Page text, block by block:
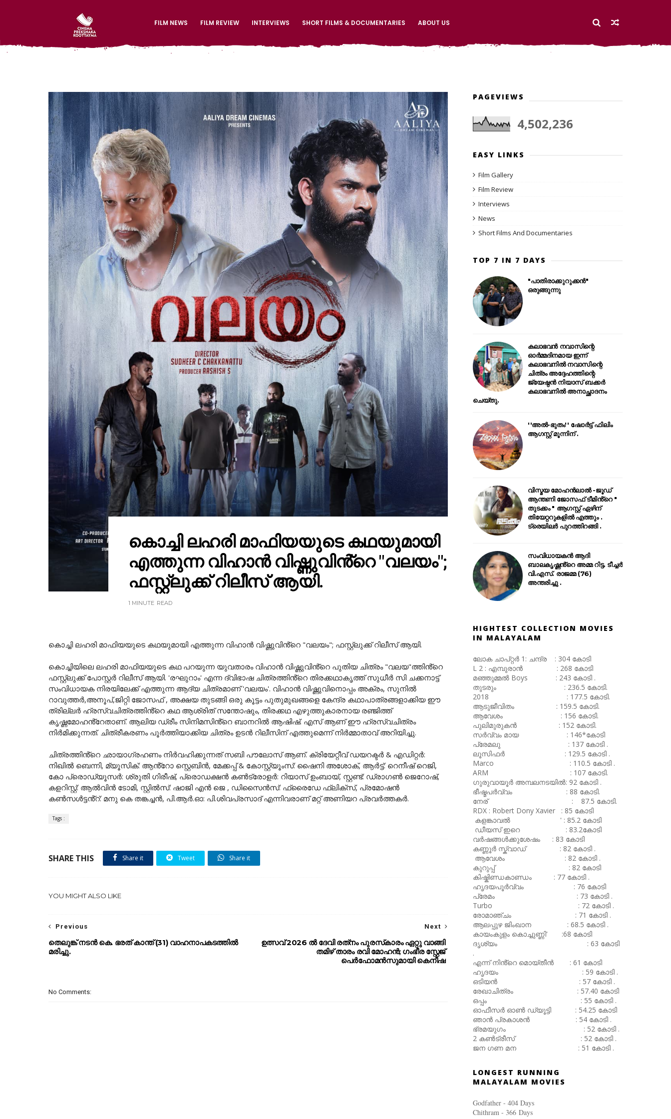
FILM NEWS FILM REVIEW INTERVIEWS SHORT FILMS & DOCUMENTARIES ABOUT US
കൊച്ചി ലഹരി മാഫിയയുടെ കഥയുമായി
എത്തുന്ന വിഹാൻ വിഷ്ണുവിൻ്റെ "വലയം";
ഫസ്റ്റ്ലുക്ക് റിലീസ് ആയി.
1 MINUTE READ
കൊച്ചി ലഹരി മാഫിയയുടെ കഥയുമായി എത്തുന്ന വിഹാൻ വിഷ്ണുവിൻ്റെ "വലയം"; ഫസ്റ്റ്ലുക്ക് റിലീസ് ആയി.
കൊച്ചിയിലെ ലഹരി മാഫിയയുടെ കഥ പറയുന്ന യുവതാരം വിഹാൻ വിഷ്ണുവിൻ്റെ പുതിയ ചിത്രം "വലയ"ത്തിൻ്റെ
ഫസ്റ്റ്ലുക്ക് പോസ്റ്റർ റിലീസ് ആയി. 'രഘുറാം' എന്ന ദ്വിഭാഷ ചിത്രത്തിൻ്റെ തിരക്കഥാകൃത്ത് സുധീർ സി ചക്കനാട്ട്
സംവിധായക നിരയിലേക്ക് എത്തുന്ന ആദ്യ ചിത്രമാണ് 'വലയം'. വിഹാൻ വിഷ്ണുവിനൊപ്പം അക്രം, സുനിൽ
റാവുത്തർ,അനൂപ്,ജിറ്റി ജോസഫ്‌ , അക്ഷയ തുടങ്ങി ഒരു കൂട്ടം പുതുമുഖങ്ങളെ കേന്ദ്ര കഥാപാത്രങ്ങളാക്കിയ ഈ
ത്രില്ലർ ഹ്രസ്വചിത്രത്തിൻ്റെ കഥ ആശ്രിത് സന്തോഷും, തിരക്കഥ എഴുത്തുകാരനായ രഞ്ജിത്ത്
കൃഷ്ണമോഹൻ്റേതാണ്. ആലിയ ഡ്രീം സിനിമസിൻ്റെ ബാനറിൽ ആഷിഷ്. എസ് ആണ് ഈ ഹ്രസ്വചിത്രം
നിർമിക്കുന്നത്. ചിത്രീകരണം പൂർത്തിയാക്കിയ ചിത്രം ഉടൻ റിലീസിന് എത്തുമെന്ന് നിർമ്മാതാവ് അറിയിച്ചു.
ചിത്രത്തിൻ്റെ ഛായാഗ്രഹണം നിർവഹിക്കുന്നത് സബി പൗലോസ് ആണ്. ക്രിയേറ്റീവ് ഡയറക്ടർ & എഡിറ്റർ:
നിഖിൽ ബെന്നി, മ്യൂസിക്: ആൻ്റോ സ്റ്റെബിൻ, മേക്കപ്പ് & കോസ്റ്റ്യൂംസ്: ഷൈനി അശോക്, ആർട്ട്: റെനീഷ് റെജി,
കോ പ്രൊഡ്യൂസർ: ശ്രുതി ഗിരീഷ്, പ്രൊഡക്ഷൻ കൺട്രോളർ: റിയാസ് ഉംബായ്, സ്റ്റണ്ട്: ഡ്രാഗൺ ജെറോഷ്,
കളറിസ്റ്റ്: ആൽവിൻ ടോമി, സ്റ്റിൽസ്: ഷാജി എൻ ജെ , ഡിസൈൻസ്: ഫ്രൈഡേ ഫ്ലിക്സ്, പ്രമോഷൻ
കൺസൾട്ടൻ്റ്: മനു കെ തങ്കച്ചൻ, പി.ആർ.ഓ: പി.ശിവപ്രസാദ് എന്നിവരാണ് മറ്റ് അണിയറ പ്രവർത്തകർ.
Tags :
SHARE THIS Share it Tweet Share it
YOU MIGHT ALSO LIKE
Next
ഉത്സവ് 2026 ൽ ദേവി രത്‌നം പുരസ്‌കാരം ഏറ്റു വാങ്ങി
തമിഴ് താരം രവി മോഹൻ; ഗംഭീര സ്റ്റേജ്
പെർഫോമൻസുമായി കെനീഷ
Previous
തെലുങ്ക് നടൻ കെ. ഭരത് കാന്ത് (31) വാഹനാപകടത്തിൽ
മരിച്ചു.
No Comments:
PAGEVIEWS
4,502,236
EASY LINKS
Film Gallery
Film Review
Interviews
News
Short Films And Documentaries
TOP 7 IN 7 DAYS
"പാതിരാക്കുറുക്കൻ"
ഒരുങ്ങുന്നു
കലാഭവൻ നവാസിന്റെ
ഓർമ്മദിനമായ ഇന്ന്
കലാഭവനിൽ നവാസിന്റെ
ചിത്രം അദ്ദേഹത്തിന്റെ
ജ്യേഷ്ഠൻ നിയാസ് ബക്കർ
കലാഭവനിൽ അനാച്ഛാദനം
ചെയ്തു.
''അൽ-ഭുതം'' ഷോർട്ട് ഫിലിം
ആഗസ്റ്റ് മൂന്നിന് .
വിസ്മയ മോഹൻലാൽ -ജൂഡ്
ആന്തണി ജോസഫ് ടീമിൻ്റെ "
തുടക്കം " ആഗസ്റ്റ് ഏഴിന്
തിയേറ്ററുകളിൽ എത്തും .
ട്രെയിലർ പുറത്തിറങ്ങി .
സംവിധായകൻ ആദി
ബാലകൃഷ്ണൻ്റെ അമ്മ റിട്ട. ടീച്ചർ
വി.എസ്. രാജമ്മ (76)
അന്തരിച്ചു .
HIGHTEST COLLECTION MOVIES
IN MALAYALAM
ലോക ചാപ്റ്റർ 1: ചന്ദ്ര : 304 കോടി
L 2 : എമ്പുരാൻ : 268 കോടി
മഞ്ഞുമ്മൽ Boys : 243 കോടി .
തുടരും : 236.5 കോടി.
2018 : 177.5 കോടി.
ആടുജീവിതം : 159.5 കോടി.
ആവേശം : 156 കോടി.
പുലിമുരുകൻ : 152 കോടി.
സർവ്വം മായ : 146*കോടി
പ്രേമലു : 137 കോടി .
ലൂസിഫർ : 129.5 കോടി .
Marco : 110.5 കോടി .
ARM : 107 കോടി.
ഗുരുവായൂർ അമ്പലനടയിൽ: 92 കോടി .
ഭീഷ്മപർവ്വം : 88 കോടി.
നേര് : 87.5 കോടി.
RDX : Robert Dony Xavier : 85 കോടി
കളങ്കാവൽ ' : 85.2 കോടി
ഡീയസ് ഇറെ : 83.2കോടി
വർഷങ്ങൾക്കുശേഷം : 83 കോടി
കണ്ണൂർ സ്ക്വാഡ് : 82 കോടി .
ആവേശം : 82 കോടി .
കുറുപ്പ് : 82 കോടി
കിഷ്കിണ്ഡകാണ്ഡം : 77 കോടി .
ഹൃദയപൂർവ്വം : 76 കോടി
പ്രേമം : 73 കോടി .
Turbo : 72 കോടി .
രോമാഞ്ചം : 71 കോടി .
ആലപ്പുഴ ജിംഖാന : 68.5 കോടി .
കായംകുളം കൊച്ചുണ്ണി' :68 കോടി
ദൃശ്യം : 63 കോടി
.
എന്ന് നിൻ്റെ മൊയ്തീൻ : 61 കോടി
ഹൃദയം : 59 കോടി .
ഒടിയൻ : 57 കോടി .
രേഖാചിത്രം : 57.40 കോടി
ഒപ്പം : 55 കോടി .
ഓഫീസർ ഓൺ ഡ്യൂട്ടി : 54.25 കോടി
ഞാൻ പ്രകാശൻ : 54 കോടി .
ഭ്രമയുഗം : 52 കോടി .
2 കൺട്രീസ് : 52 കോടി .
ജന ഗണ മന : 51 കോടി .
LONGEST RUNNING
MALAYALAM MOVIES
Godfather - 404 Days
Chithram - 366 Days